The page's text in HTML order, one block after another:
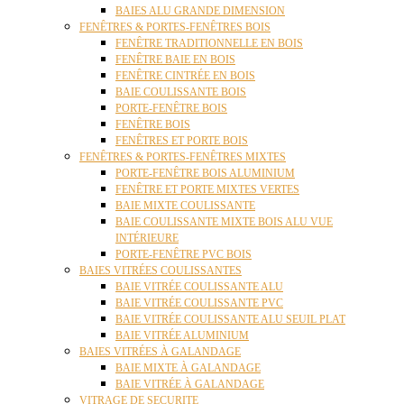
BAIES ALU GRANDE DIMENSION
FENÊTRES & PORTES-FENÊTRES BOIS
FENÊTRE TRADITIONNELLE EN BOIS
FENÊTRE BAIE EN BOIS
FENÊTRE CINTRÉE EN BOIS
BAIE COULISSANTE BOIS
PORTE-FENÊTRE BOIS
FENÊTRE BOIS
FENÊTRES ET PORTE BOIS
FENÊTRES & PORTES-FENÊTRES MIXTES
PORTE-FENÊTRE BOIS ALUMINIUM
FENÊTRE ET PORTE MIXTES VERTES
BAIE MIXTE COULISSANTE
BAIE COULISSANTE MIXTE BOIS ALU VUE
INTÉRIEURE
PORTE-FENÊTRE PVC BOIS
BAIES VITRÉES COULISSANTES
BAIE VITRÉE COULISSANTE ALU
BAIE VITRÉE COULISSANTE PVC
BAIE VITRÉE COULISSANTE ALU SEUIL PLAT
BAIE VITRÉE ALUMINIUM
BAIES VITRÉES À GALANDAGE
BAIE MIXTE À GALANDAGE
BAIE VITRÉE À GALANDAGE
VITRAGE DE SECURITE